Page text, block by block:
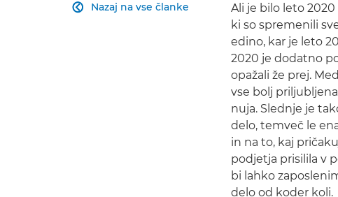
Nazaj na vse članke

Ali je bilo leto
ki so spremenili
edino, kar je leto
2020 je dodatno
opažali že prej.
vse bolj
nuja. Slednje je
delo, temveč le
in na to, kaj
podjetja prisilila v
bi lahko
delo od koder koli.